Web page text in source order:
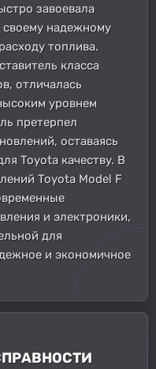
завоевала
своему надежному
топлива.
класса
отличалась
уровнем
претерпел
оставаясь
Toyota качеству. В
Toyota Model F
и электроники,
для
и экономичное